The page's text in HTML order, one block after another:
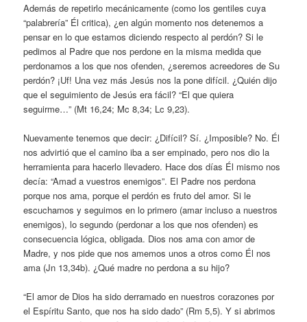
Además de repetirlo mecánicamente (como los gentiles cuya
“palabrería” Él critica), ¿en algún momento nos detenemos a
pensar en lo que estamos diciendo respecto al perdón? Si le
pedimos al Padre que nos perdone en la misma medida que
perdonamos a los que nos ofenden, ¿seremos acreedores de Su
perdón? ¡Uf! Una vez más Jesús nos la pone difícil. ¿Quién dijo
que el seguimiento de Jesús era fácil? “El que quiera
seguirme…” (Mt 16,24; Mc 8,34; Lc 9,23).
Nuevamente tenemos que decir: ¿Difícil? Sí. ¿Imposible? No. Él
nos advirtió que el camino iba a ser empinado, pero nos dio la
herramienta para hacerlo llevadero. Hace dos días Él mismo nos
decía: “Amad a vuestros enemigos”. El Padre nos perdona
porque nos ama, porque el perdón es fruto del amor. Si le
escuchamos y seguimos en lo primero (amar incluso a nuestros
enemigos), lo segundo (perdonar a los que nos ofenden) es
consecuencia lógica, obligada. Dios nos ama con amor de
Madre, y nos pide que nos amemos unos a otros como Él nos
ama (Jn 13,34b). ¿Qué madre no perdona a su hijo?
“El amor de Dios ha sido derramado en nuestros corazones por
el Espíritu Santo, que nos ha sido dado” (Rm 5,5). Y si abrimos